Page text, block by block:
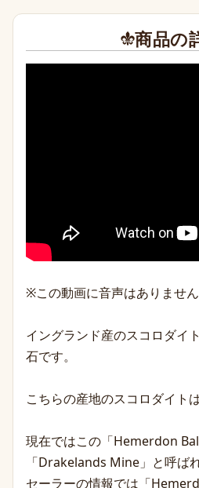
商品の
※この動画に音声はありません
イングランド産のスコロダイ
石です。
こちらの産地のスコロダイト
現在ではこの「Hemerdon
「Drakelands Mine」と呼ば
セーラーの情報では「